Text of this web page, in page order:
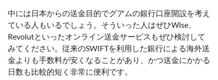
中には日本からの送金目的でグアムの銀行口座開設を考え
ている人もいるでしょう。そういった人はぜひWise、
Revolutといったオンライン送金サービスもぜひ検討して
みてください。従来のSWIFTを利用した銀行による海外送
金よりも手数料が安くなることがあり、かつ送金にかかる
日数も比較的短く非常に便利です。